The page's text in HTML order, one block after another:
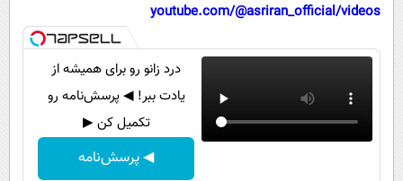
سلامت
حیات وحش
سیاست خارجی
youtube.com/@asriran_official/videos
درد زانو رو برای همیشه از
یادت ببر! ◀ پرسش‌نامه رو
تکمیل کن ▶
◀ پرسش‌نامه